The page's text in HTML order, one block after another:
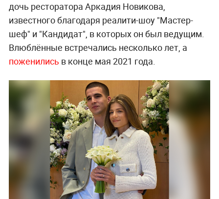
дочь ресторатора Аркадия Новикова,
известного благодаря реалити-шоу "Мастер-
шеф" и "Кандидат", в которых он был ведущим.
Влюблённые встречались несколько лет, а
поженились в конце мая 2021 года.